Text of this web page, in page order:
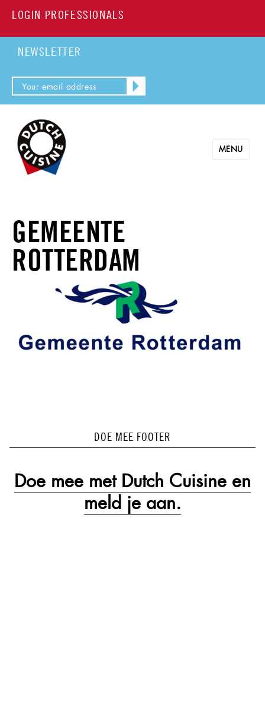
LOGIN PROFESSIONALS
NEWSLETTER
MENU
GEMEENTE
ROTTERDAM
DOE MEE FOOTER
Doe mee met Dutch Cuisine en
meld je aan.